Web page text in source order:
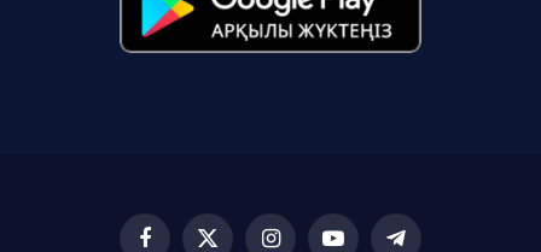
Facebook
X InstagramYouTubeTelegram